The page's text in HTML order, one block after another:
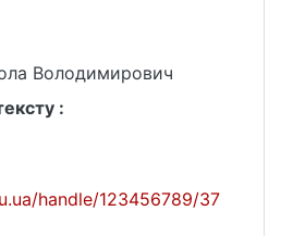
Володимирович
:
handle/123456789/37